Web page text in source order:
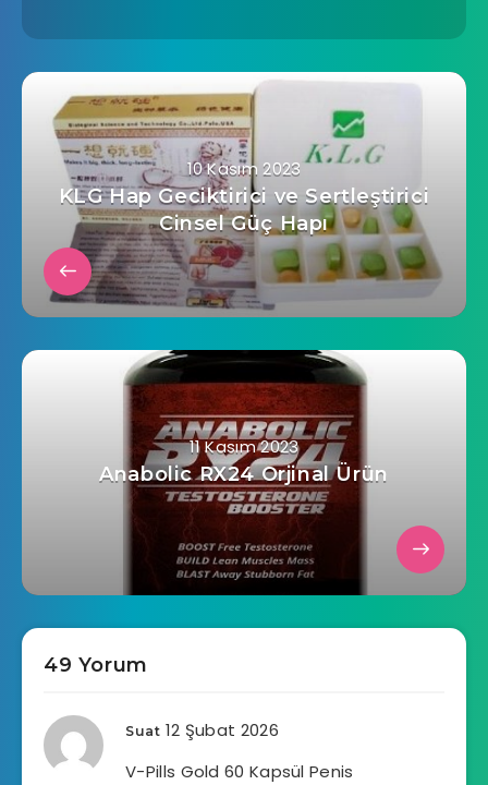
10 Kasım 2023
KLG Hap Geciktirici ve Sertleştirici
Cinsel Güç Hapı
11 Kasım 2023
Anabolic RX24 Orjinal Ürün
49 Yorum
Suat 12 Şubat 2026
V-Pills Gold 60 Kapsül Penis